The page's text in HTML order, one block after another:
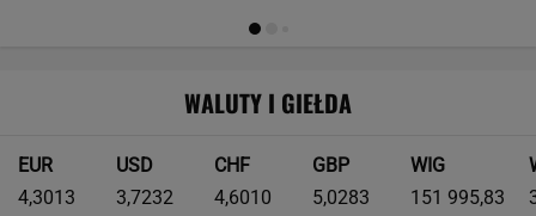
WALUTY I GIEŁDA
EUR
4,3013
USD
3,7232
CHF
4,6010
GBP
5,0283
WIG
151 995,83